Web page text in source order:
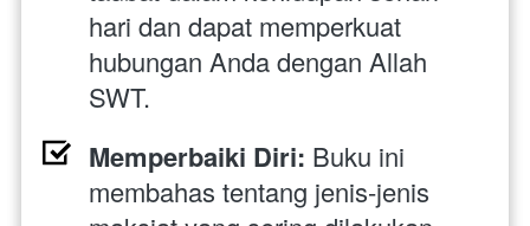
hari dan dapat memperkuat
hubungan Anda dengan Allah
SWT.
Memperbaiki Diri: Buku ini
membahas tentang jenis-jenis